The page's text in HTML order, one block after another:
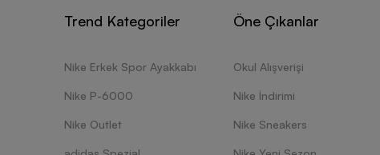
Trend Kategoriler
Nike Erkek Spor Ayakkabı
Nike P-6000
Nike Outlet
Öne Çıkanlar
Okul Alışverişi
Nike İndirimi
Nike Sneakers